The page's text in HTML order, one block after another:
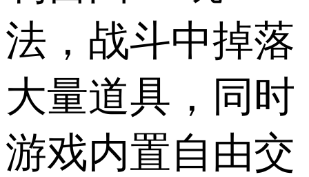
法，战斗中掉落
大量道具，同时
游戏内置自由交